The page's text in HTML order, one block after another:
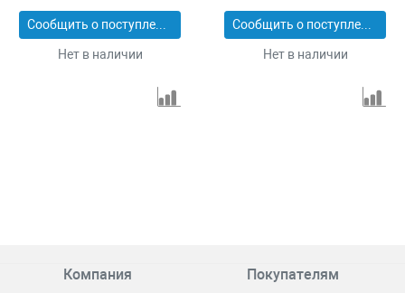
Сообщить о поступлении
Нет в наличии
Сообщить о поступлении
Нет в наличии
Компания
Покупателям